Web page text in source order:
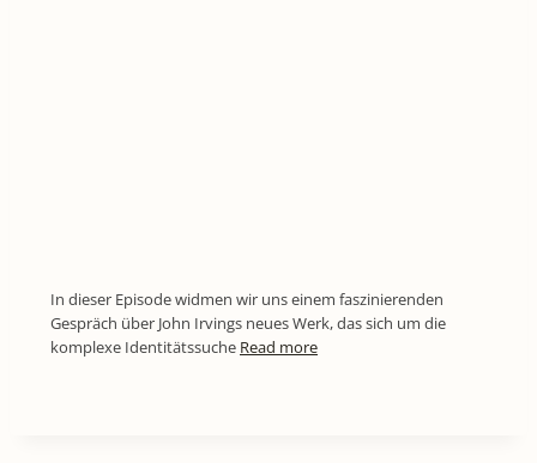
In dieser Episode widmen wir uns einem faszinierenden
Gespräch über John Irvings neues Werk, das sich um die
komplexe Identitätssuche Read more